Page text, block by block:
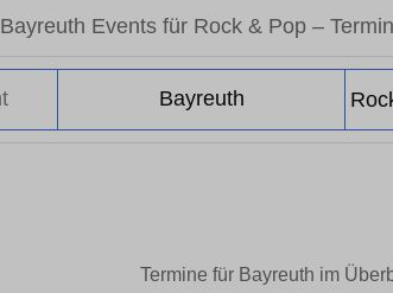
Bayreuth Events für Rock & Pop –
Termine für Bayreuth im